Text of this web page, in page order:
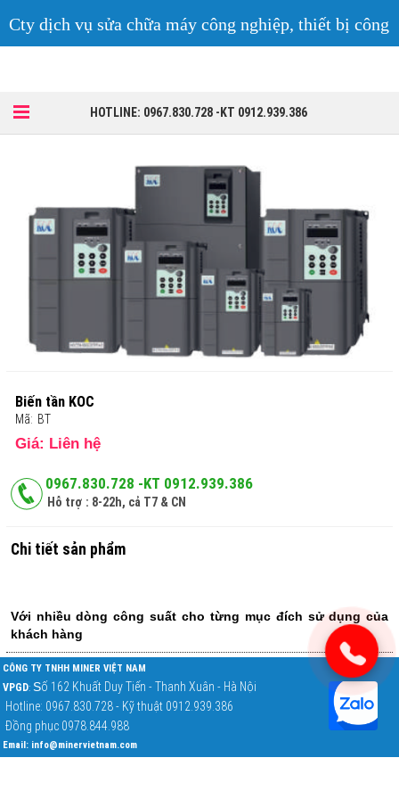
Cty dịch vụ sửa chữa máy công nghiệp, thiết bị công
HOTLINE: 0967.830.728 -KT 0912.939.386
Biến tần KOC
Mã: BT
Giá: Liên hệ
0967.830.728 -KT 0912.939.386
Hỗ trợ : 8-22h, cả T7 & CN
Chi tiết sản phẩm
Với nhiều dòng công suất cho từng mục đích sử dụng của
khách hàng
CÔNG TY TNHH MINER VIỆT NAM
VPGD: Số 162 Khuất Duy Tiến - Thanh Xuân - Hà Nội
Hotline: 0967.830.728 - Kỹ thuật 0912.939.386
Đồng phục 0978.844.988
Email: info@minervietnam.com